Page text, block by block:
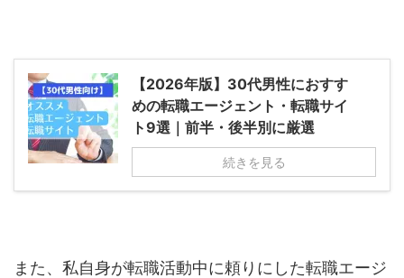
【2026年版】30代男性におすす
めの転職エージェント・転職サイ
ト9選｜前半・後半別に厳選
続きを見る
また、私自身が転職活動中に頼りにした転職エージ